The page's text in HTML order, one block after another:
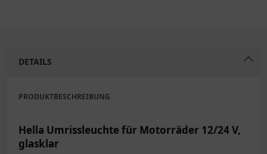
DETAILS
PRODUKTBESCHREIBUNG
Hella Umrissleuchte für Motorräder 12/24 V,
glasklar